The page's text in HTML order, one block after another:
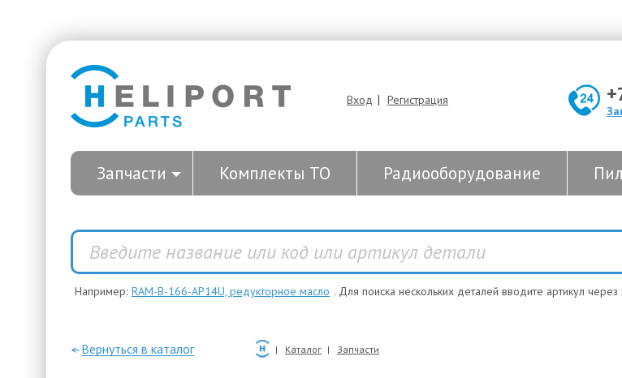
Вход | Регистрация
Запчасти Комплекты ТО Радиооборудование
Например: RAM-B-166-AP14U, редукторное масло . Для поиска нескольких деталей вводите артикул через
—Вернуться в каталог Каталог Запчасти